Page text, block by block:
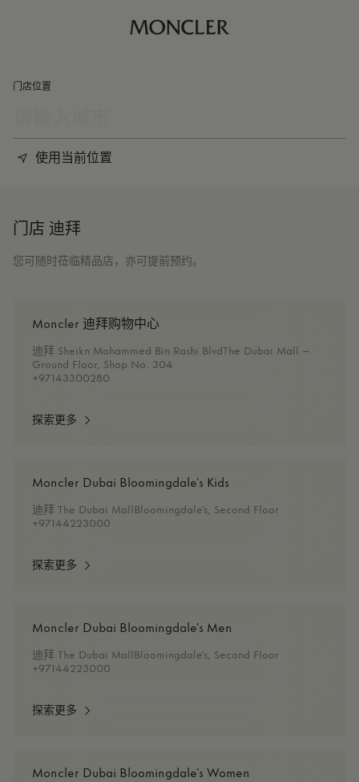
门店位置
使用当前位置
门店 迪拜
您可随时莅临精品店，亦可提前预约。
Moncler 迪拜购物中心
迪拜 Sheikn Mohammed Bin Rashi BlvdThe Dubai Mall –
Ground Floor, Shop No. 304
+97143300280
探索更多
Moncler Dubai Bloomingdale's Kids
迪拜 The Dubai MallBloomingdale's, Second Floor
+97144223000
探索更多
Moncler Dubai Bloomingdale's Men
迪拜 The Dubai MallBloomingdale's, Second Floor
+97144223000
探索更多
Moncler Dubai Bloomingdale's Women